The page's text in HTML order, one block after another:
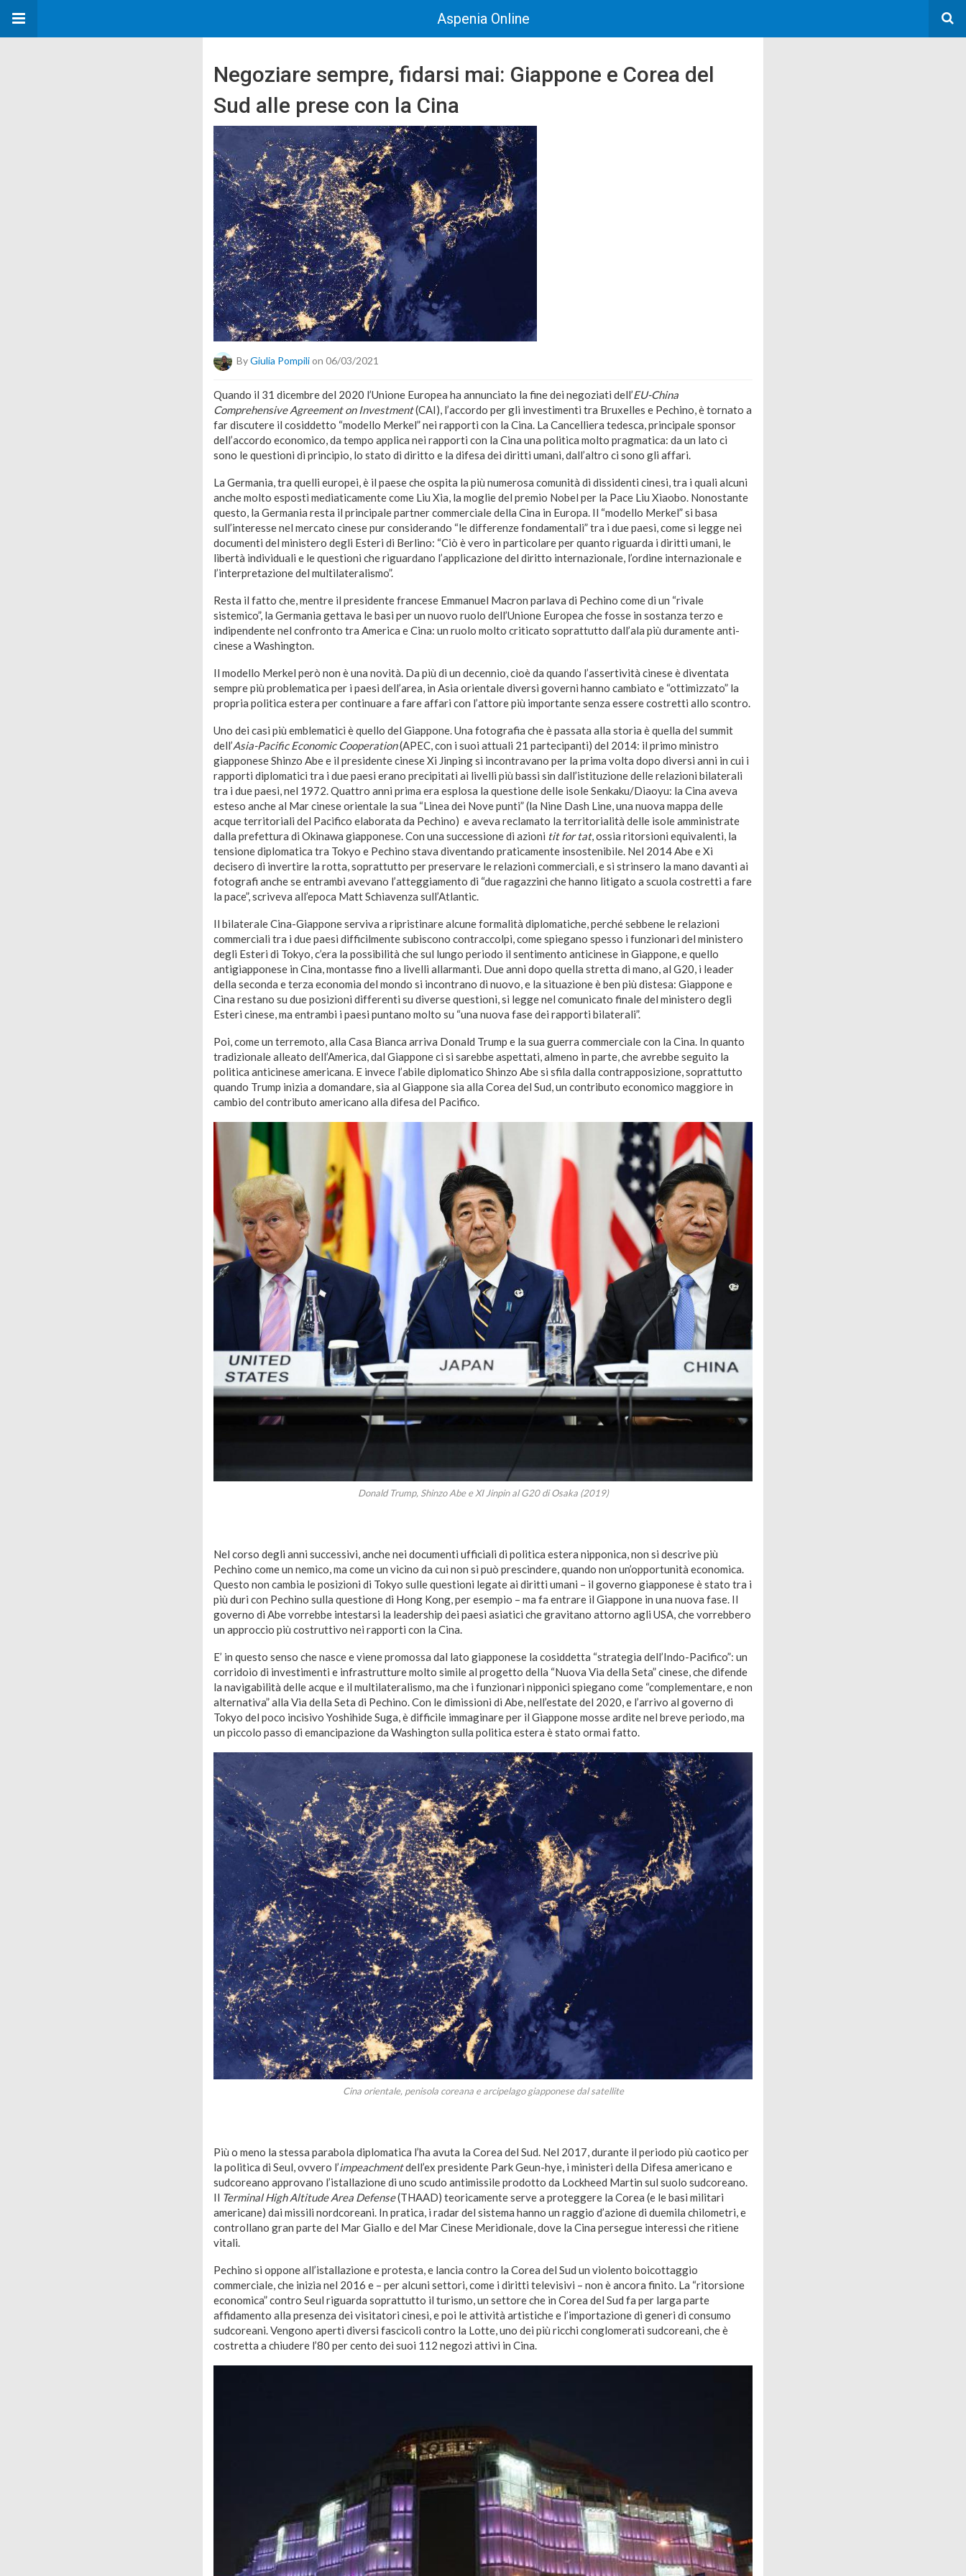
Aspenia Online
Negoziare sempre, fidarsi mai: Giappone e Corea del
Sud alle prese con la Cina
ByGiulia Pompilion 06/03/2021
Quando il 31 dicembre del 2020 l’Unione Europea ha annunciato la fine dei negoziati dell’EU-China
Comprehensive Agreement on Investment(CAI), l’accordo per gli investimenti tra Bruxelles e Pechino, è tornato a
far discutere il cosiddetto “modello Merkel” nei rapporti con la Cina. La Cancelliera tedesca, principale sponsor
dell’accordo economico, da tempo applica nei rapporti con la Cina una politica molto pragmatica: da un lato ci
sono le questioni di principio, lo stato di diritto e la difesa dei diritti umani, dall’altro ci sono gli affari.
La Germania, tra quelli europei, è il paese che ospita la più numerosa comunità di dissidenti cinesi, tra i quali alcuni
anche molto esposti mediaticamente come Liu Xia, la moglie del premio Nobel per la Pace Liu Xiaobo. Nonostante
questo, la Germania resta il principale partner commerciale della Cina in Europa. Il “modello Merkel” si basa
sull’interesse nel mercato cinese pur considerando “le differenze fondamentali” tra i due paesi, come si legge nei
documenti del ministero degli Esteri di Berlino: “Ciò è vero in particolare per quanto riguarda i diritti umani, le
libertà individuali e le questioni che riguardano l’applicazione del diritto internazionale, l’ordine internazionale e
l’interpretazione del multilateralismo”.
Resta il fatto che, mentre il presidente francese Emmanuel Macron parlava di Pechino come di un “rivale
sistemico”, la Germania gettava le basi per un nuovo ruolo dell’Unione Europea che fosse in sostanza terzo e
indipendente nel confronto tra America e Cina: un ruolo molto criticato soprattutto dall’ala più duramente anti-
cinese a Washington.
Il modello Merkel però non è una novità. Da più di un decennio, cioè da quando l’assertività cinese è diventata
sempre più problematica per i paesi dell’area, in Asia orientale diversi governi hanno cambiato e “ottimizzato” la
propria politica estera per continuare a fare affari con l’attore più importante senza essere costretti allo scontro.
Uno dei casi più emblematici è quello del Giappone. Una fotografia che è passata alla storia è quella del summit
dell’Asia-Pacific Economic Cooperation(APEC, con i suoi attuali 21 partecipanti) del 2014: il primo ministro
giapponese Shinzo Abe e il presidente cinese Xi Jinping si incontravano per la prima volta dopo diversi anni in cui i
rapporti diplomatici tra i due paesi erano precipitati ai livelli più bassi sin dall’istituzione delle relazioni bilaterali
tra i due paesi, nel 1972. Quattro anni prima era esplosa la questione delle isole Senkaku/Diaoyu: la Cina aveva
esteso anche al Mar cinese orientale la sua “Linea dei Nove punti” (la Nine Dash Line, una nuova mappa delle
acque territoriali del Pacifico elaborata da Pechino) e aveva reclamato la territorialità delle isole amministrate
dalla prefettura di Okinawa giapponese. Con una successione di azioni tit for tat, ossia ritorsioni equivalenti, la
tensione diplomatica tra Tokyo e Pechino stava diventando praticamente insostenibile. Nel 2014 Abe e Xi
decisero di invertire la rotta, soprattutto per preservare le relazioni commerciali, e si strinsero la mano davanti ai
fotografi anche se entrambi avevano l’atteggiamento di “due ragazzini che hanno litigato a scuola costretti a fare
la pace”, scriveva all’epoca Matt Schiavenza sull’Atlantic.
Il bilaterale Cina-Giappone serviva a ripristinare alcune formalità diplomatiche, perché sebbene le relazioni
commerciali tra i due paesi difficilmente subiscono contraccolpi, come spiegano spesso i funzionari del ministero
degli Esteri di Tokyo, c’era la possibilità che sul lungo periodo il sentimento anticinese in Giappone, e quello
antigiapponese in Cina, montasse fino a livelli allarmanti. Due anni dopo quella stretta di mano, al G20, i leader
della seconda e terza economia del mondo si incontrano di nuovo, e la situazione è ben più distesa: Giappone e
Cina restano su due posizioni differenti su diverse questioni, si legge nel comunicato finale del ministero degli
Esteri cinese, ma entrambi i paesi puntano molto su “una nuova fase dei rapporti bilaterali”.
Poi, come un terremoto, alla Casa Bianca arriva Donald Trump e la sua guerra commerciale con la Cina. In quanto
tradizionale alleato dell’America, dal Giappone ci si sarebbe aspettati, almeno in parte, che avrebbe seguito la
politica anticinese americana. E invece l’abile diplomatico Shinzo Abe si sfila dalla contrapposizione, soprattutto
quando Trump inizia a domandare, sia al Giappone sia alla Corea del Sud, un contributo economico maggiore in
cambio del contributo americano alla difesa del Pacifico.
Donald Trump, Shinzo Abe e XI Jinpin al G20 di Osaka (2019)
Nel corso degli anni successivi, anche nei documenti ufficiali di politica estera nipponica, non si descrive più
Pechino come un nemico, ma come un vicino da cui non si può prescindere, quando non un’opportunità economica.
Questo non cambia le posizioni di Tokyo sulle questioni legate ai diritti umani – il governo giapponese è stato tra i
più duri con Pechino sulla questione di Hong Kong, per esempio – ma fa entrare il Giappone in una nuova fase. Il
governo di Abe vorrebbe intestarsi la leadership dei paesi asiatici che gravitano attorno agli USA, che vorrebbero
un approccio più costruttivo nei rapporti con la Cina.
E’ in questo senso che nasce e viene promossa dal lato giapponese la cosiddetta “strategia dell’Indo-Pacifico”: un
corridoio di investimenti e infrastrutture molto simile al progetto della “Nuova Via della Seta” cinese, che difende
la navigabilità delle acque e il multilateralismo, ma che i funzionari nipponici spiegano come “complementare, e non
alternativa” alla Via della Seta di Pechino. Con le dimissioni di Abe, nell’estate del 2020, e l’arrivo al governo di
Tokyo del poco incisivo Yoshihide Suga, è difficile immaginare per il Giappone mosse ardite nel breve periodo, ma
un piccolo passo di emancipazione da Washington sulla politica estera è stato ormai fatto.
Cina orientale, penisola coreana e arcipelago giapponese dal satellite
Più o meno la stessa parabola diplomatica l’ha avuta la Corea del Sud. Nel 2017, durante il periodo più caotico per
la politica di Seul, ovvero l’impeachmentdell’ex presidente Park Geun-hye, i ministeri della Difesa americano e
sudcoreano approvano l’istallazione di uno scudo antimissile prodotto da Lockheed Martin sul suolo sudcoreano.
Il Terminal High Altitude Area Defense(THAAD) teoricamente serve a proteggere la Corea (e le basi militari
americane) dai missili nordcoreani. In pratica, i radar del sistema hanno un raggio d’azione di duemila chilometri, e
controllano gran parte del Mar Giallo e del Mar Cinese Meridionale, dove la Cina persegue interessi che ritiene
vitali.
Pechino si oppone all’istallazione e protesta, e lancia contro la Corea del Sud un violento boicottaggio
commerciale, che inizia nel 2016 e – per alcuni settori, come i diritti televisivi – non è ancora finito. La “ritorsione
economica” contro Seul riguarda soprattutto il turismo, un settore che in Corea del Sud fa per larga parte
affidamento alla presenza dei visitatori cinesi, e poi le attività artistiche e l’importazione di generi di consumo
sudcoreani. Vengono aperti diversi fascicoli contro la Lotte, uno dei più ricchi conglomerati sudcoreani, che è
costretta a chiudere l’80 per cento dei suoi 112 negozi attivi in Cina.